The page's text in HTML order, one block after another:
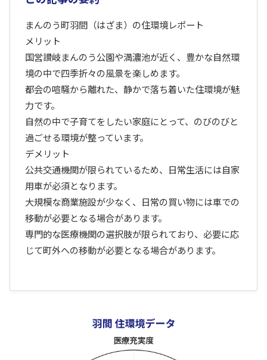
まんのう町羽間（はざま）の住環境レポート
メリット
国営讃岐まんのう公園や満濃池が近く、豊かな自然環
境の中で四季折々の風景を楽しめます。
都会の喧騒から離れた、静かで落ち着いた住環境が魅
力です。
自然の中で子育てをしたい家庭にとって、のびのびと
過ごせる環境が整っています。
デメリット
公共交通機関が限られているため、日常生活には自家
用車が必須となります。
大規模な商業施設が少なく、日常の買い物には車での
移動が必要となる場合があります。
専門的な医療機関の選択肢が限られており、必要に応
じて町外への移動が必要となる場合があります。